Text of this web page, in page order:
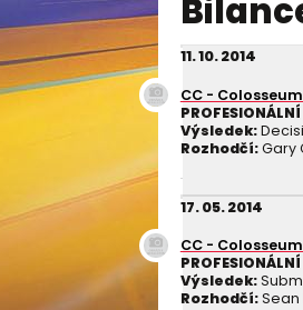
11. 10. 2014
CC -
Výsledek:
Rozhodčí:Gary
17. 05. 2014
CC -
Výsledek:
Rozhodčí:Sean